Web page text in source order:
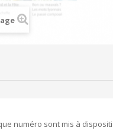
numéro sont mis à